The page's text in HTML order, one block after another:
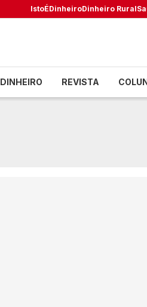
IstoÉDinheiroDinheiro Rural
DINHEIRO REVISTA